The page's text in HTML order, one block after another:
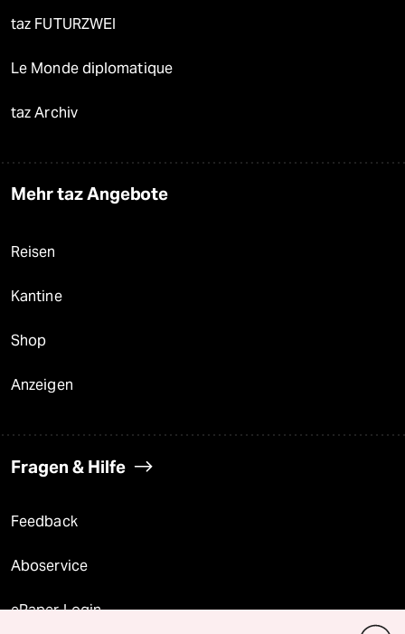
taz FUTURZWEI
Le Monde diplomatique
taz Archiv
Mehr taz Angebote
Reisen
Kantine
Shop
Anzeigen
Fragen & Hilfe
Feedback
Aboservice
ePaper Login